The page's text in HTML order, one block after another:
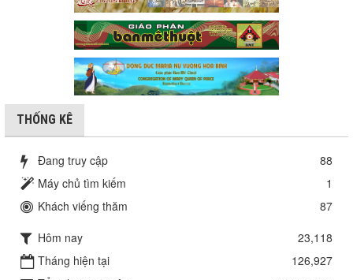
THỐNG KÊ
Đang truy cập
88
Máy chủ tìm kiếm
1
Khách viếng thăm
87
Hôm nay
23,118
Tháng hiện tại
126,927